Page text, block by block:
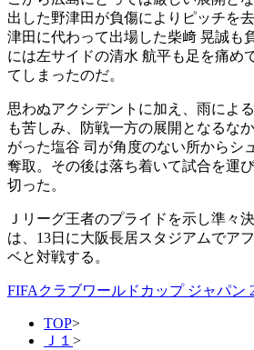
出した野津田が負傷によりピッチを
津田に代わって出場した柴﨑 晃誠も
には左サイドの清水 航平も足を痛め
てしまったのだ。
思わぬアクシデントに加え、雨によ
も苦しみ、防戦一方の展開となるな
がった塩谷 司が角度のない所からシ
奪取。その後は落ち着いて試合を運
切った。
Ｊリーグ王者のプライドを示し準々
は、13日に大阪長居スタジアムでア
ベと対戦する。
FIFAクラブワールドカップ ジャパン
TOP>
Ｊ１ >